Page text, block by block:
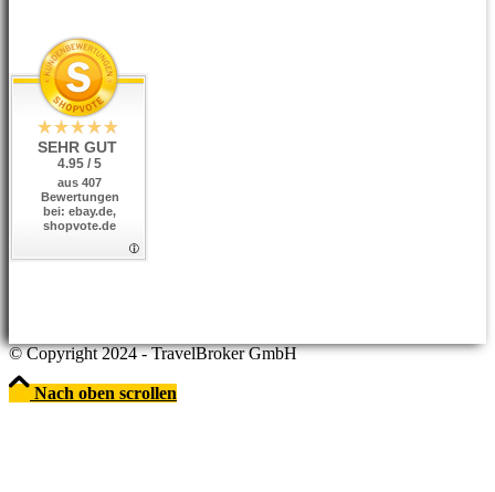
SEHR GUT
4.95 / 5
aus 407
Bewertungen
bei: ebay.de,
shopvote.de
© Copyright 2024 - TravelBroker GmbH
Nach oben scrollen